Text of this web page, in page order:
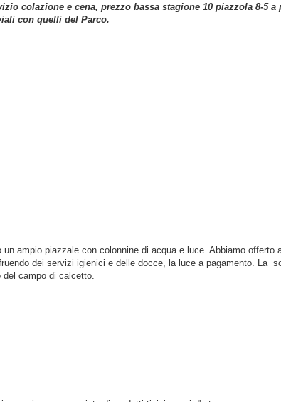
colazione e cena, prezzo bassa stagione 10 piazzola 8-5 a
con quelli del Parco.
ampio piazzale con colonnine di acqua e luce. Abbiamo offerto
dei servizi igienici e delle docce, la luce a pagamento. La
campo di calcetto.